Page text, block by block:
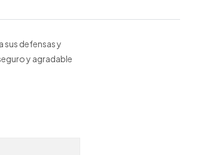
sus defensas y
y agradable